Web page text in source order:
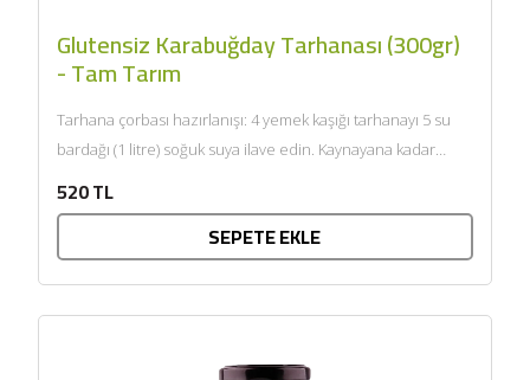
Glutensiz Karabuğday Tarhanası (300gr)
- Tam Tarım
Tarhana çorbası hazırlanışı: 4 yemek kaşığı tarhanayı 5 su
bardağı (1 litre) soğuk suya ilave edin. Kaynayana kadar
520 TL
SEPETE EKLE